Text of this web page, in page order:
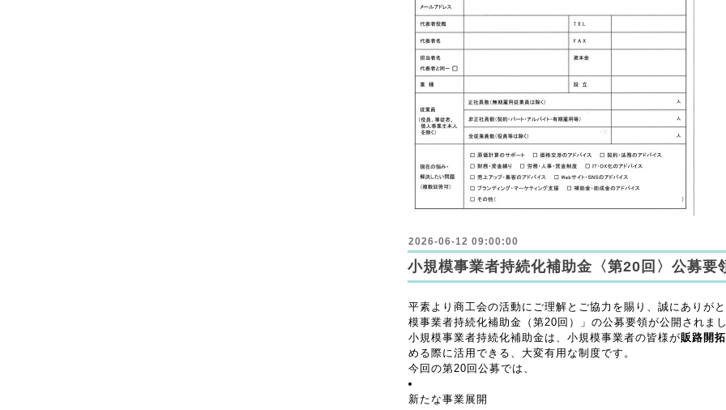
2026-06-12 09:00:00
小規模事業者持続化補助金〈第20回〉公募要
平素より商工会の活動にご理解とご協力を賜り、誠にありが
模事業者持続化補助金（第20回）」の公募要領が公開されま
小規模事業者持続化補助金は、小規模事業者の皆様が販路開拓
める際に活用できる、大変有用な制度です。
今回の第20回公募では、
新たな事業展開